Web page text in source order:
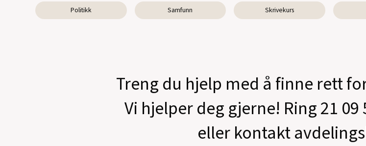
Politikk Samfunn Skrivekurs
Treng du hjelp med å finne rett
Vi hjelper deg gjerne! Ring 21
eller kontakt